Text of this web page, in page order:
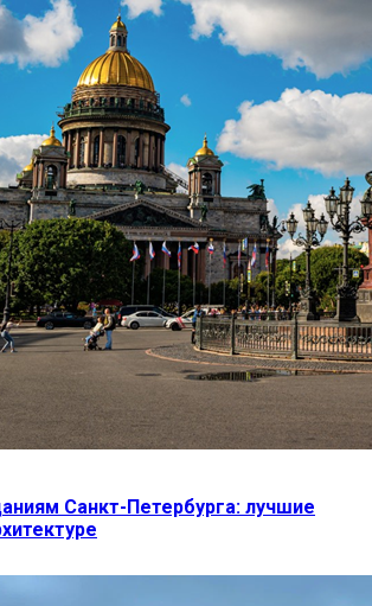
Санкт-Петербурга: лучшие